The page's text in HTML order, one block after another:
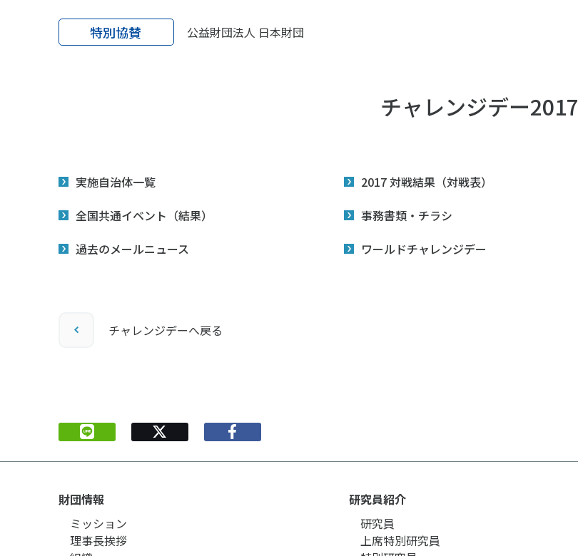
特別協賛 公益財団法人 日本財団
チャレンジデー2017
実施自治体一覧 2017 対戦結果（対戦表）
全国共通イベント（結果）
事務書類・チラシ
過去のメールニュース
ワールドチャレンジデー
チャレンジデーへ戻る
財団情報
ミッション
理事長挨拶
研究員紹介
研究員
上席特別研究員